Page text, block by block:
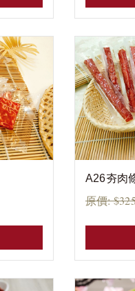
A26夯肉
原價: